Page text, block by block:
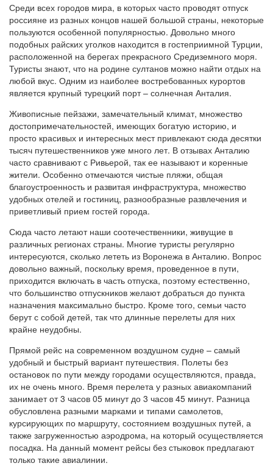
Среди всех городов мира, в которых часто проводят отпуск
россияне из разных концов нашей большой страны, некоторые
пользуются особенной популярностью. Довольно много
подобных райских уголков находится в гостеприимной Турции,
расположенной на берегах прекрасного Средиземного моря.
Туристы знают, что на родине султанов можно найти отдых на
любой вкус. Одним из наиболее востребованных курортов
является крупный турецкий порт – солнечная Анталия.
Живописные пейзажи, замечательный климат, множество
достопримечательностей, имеющих богатую историю, и
просто красивых и интересных мест привлекают сюда десятки
тысяч путешественников уже много лет. В отзывах Анталию
часто сравнивают с Ривьерой, так ее называют и коренные
жители. Особенно отмечаются чистые пляжи, общая
благоустроенность и развитая инфраструктура, множество
удобных отелей и гостиниц, разнообразные развлечения и
приветливый прием гостей города.
Сюда часто летают наши соотечественники, живущие в
различных регионах страны. Многие туристы регулярно
интересуются, сколько лететь из Воронежа в Анталию. Вопрос
довольно важный, поскольку время, проведенное в пути,
приходится включать в часть отпуска, поэтому естественно,
что большинство отпускников желают добраться до пункта
назначения максимально быстро. Кроме того, семьи часто
берут с собой детей, так что длинные перелеты для них
крайне неудобны.
Прямой рейс на современном воздушном судне – самый
удобный и быстрый вариант путешествия. Полеты без
остановок по пути между городами осуществляются, правда,
их не очень много. Время перелета у разных авиакомпаний
занимает от 3 часов 05 минут до 3 часов 45 минут. Разница
обусловлена разными марками и типами самолетов,
курсирующих по маршруту, состоянием воздушных путей, а
также загруженностью аэродрома, на который осуществляется
посадка. На данный момент рейсы без стыковок предлагают
только такие авиалинии.